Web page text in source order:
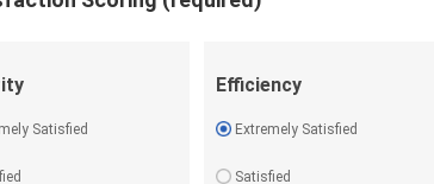
Satisfied
Efficiency
Extremely Satisfied
Satisfied